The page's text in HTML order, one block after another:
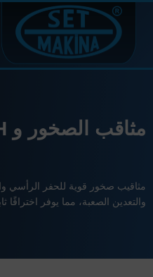
مثاقب الصخور و DTH
مثاقيب صخور قوية للحفر الرأسي
والتعدين الصعبة، مما يوفر اختراقًا